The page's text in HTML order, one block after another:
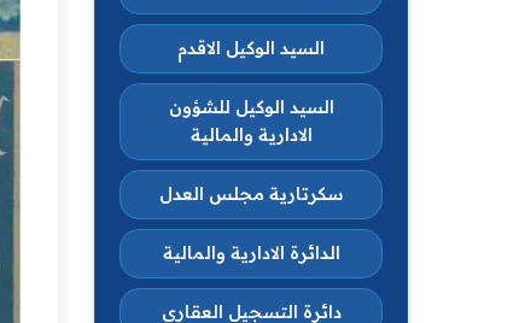
السيد الوكيل الاقدم
السيد الوكيل للشؤون
الادارية والمالية
سكرتارية مجلس العدل
الدائرة الادارية والمالية
دائرة التسجيل العقاري